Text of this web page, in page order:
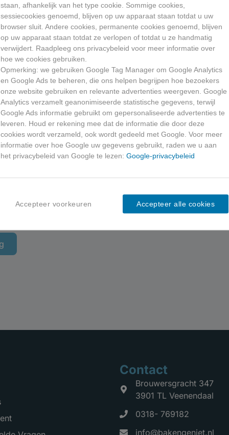
geuren
plezier van zelf
Lees meer
Contact
Brouwersgracht 347
3901 TL Veenendaal
0318- 769182
info@bakengeniet.nl
staan, afhankelijk van het type cookie. Sommige cookies,
sessiecookies genoemd, blijven op uw apparaat staan ​​totdat u uw
browser sluit. Andere cookies, permanente cookies genoemd, blijven
op uw apparaat staan ​​totdat ze verlopen of totdat u ze handmatig
verwijdert. Raadpleeg ons privacybeleid voor meer informatie over
hoe we cookies gebruiken.
Opmerking: we gebruiken Google Tag Manager om Google Analytics
en Google Ads te beheren, die ons helpen begrijpen hoe bezoekers
onze website gebruiken en relevante advertenties weergeven. Google
Analytics verzamelt geanonimiseerde statistische gegevens, terwijl
Google Ads informatie gebruikt om gepersonaliseerde advertenties te
leveren. Houd er rekening mee dat de informatie die door deze
cookies wordt verzameld, ook wordt gedeeld met Google. Voor meer
informatie over hoe Google uw gegevens gebruikt, raden we u aan
het privacybeleid van Google te lezen: Google-privacybeleid
Accepteer voorkeuren Accepteer alle cookies